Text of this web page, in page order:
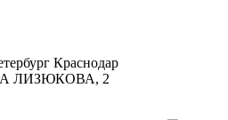
Краснодар
ЛИЗЮКОВА, 2